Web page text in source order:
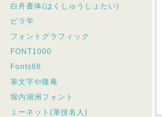
白舟書体(はくしゅうしょたい)
ビラ学
フォントグラフィック
FONT1000
Fonts66
筆文字や隆庵
堀内湖洲フォント
ミーネット(筆技名人)